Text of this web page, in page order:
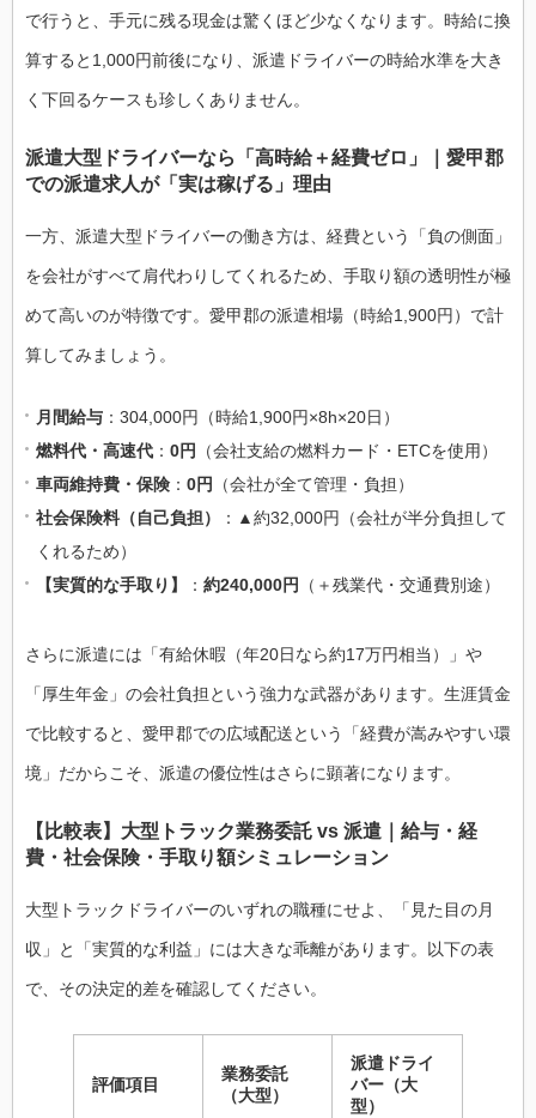
で行うと、手元に残る現金は驚くほど少なくなります。時給に換
算すると1,000円前後になり、派遣ドライバーの時給水準を大き
く下回るケースも珍しくありません。
派遣大型ドライバーなら「高時給＋経費ゼロ」｜愛甲郡
での派遣求人が「実は稼げる」理由
一方、派遣大型ドライバーの働き方は、経費という「負の側面」
を会社がすべて肩代わりしてくれるため、手取り額の透明性が極
めて高いのが特徴です。愛甲郡の派遣相場（時給1,900円）で計
算してみましょう。
月間給与 ：304,000円（時給1,900円×8h×20日）
燃料代・高速代 ： 0円
（会社支給の燃料カード・ETCを使用）
車両維持費・保険 ： 0円
（会社が全て管理・負担）
社会保険料（自己負担）
：▲約32,000円（会社が半分負担して
くれるため）
【実質的な手取り】
： 約240,000円 （＋残業代・交通費別途）
さらに派遣には「有給休暇（年20日なら約17万円相当）」や
「厚生年金」の会社負担という強力な武器があります。生涯賃金
で比較すると、愛甲郡での広域配送という「経費が嵩みやすい環
境」だからこそ、派遣の優位性はさらに顕著になります。
【比較表】大型トラック業務委託 vs 派遣｜給与・経
費・社会保険・手取り額シミュレーション
大型トラックドライバーのいずれの職種にせよ、「見た目の月
収」と「実質的な利益」には大きな乖離があります。以下の表
で、その決定的差を確認してください。
評価項目
業務委託
（大型）
派遣ドライ
バー（大
型）